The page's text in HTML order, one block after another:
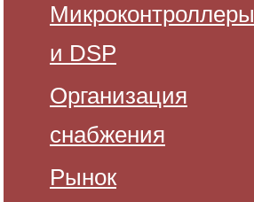
Микроконтроллеры
и DSP
Организация
снабжения
Рынок